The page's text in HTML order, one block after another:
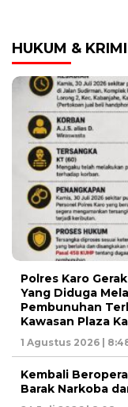
HUKUM &
Polres Karo
Yang Diduga
Pembunuhan
Kawasan Plaza
1 Agustus 2026 |
Kembali
Barak Narkoba